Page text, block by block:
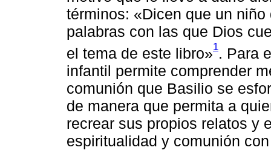
términos: «Dicen que un
palabras con las que Dios
el tema de este libro»1. Para
infantil permite comprender
comunión que Basilio se
de manera que permita a
recrear sus propios relatos y
espiritualidad y comunión